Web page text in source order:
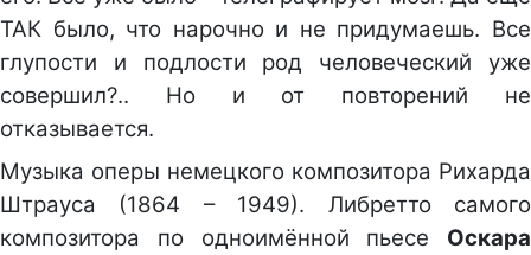
ТАК было, что нарочно и не придумаешь. Все
глупости и подлости род человеческий уже
совершил?.. Но и от повторений не
отказывается.
Музыка оперы немецкого композитора Рихарда
Штрауса (1864 – 1949). Либретто самого
композитора по одноимённой пьесе Оскара